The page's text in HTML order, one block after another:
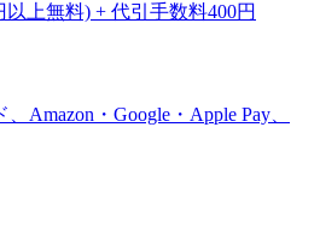
以上無料) + 代引手数料400円
Amazon・Google・Apple Pay、